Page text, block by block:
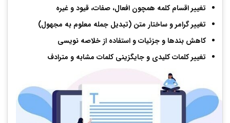
تغییر اقسام کلمه همچون افعال، صفات، قیود و غیره
تغییر گرامر و ساختار متن (تبدیل جمله معلوم به مجهول)
کاهش بندها و جزئیات و استفاده از خلاصه نویسی
تغییر کلمات کلیدی و جایگزینی کلمات مشابه و مترادف